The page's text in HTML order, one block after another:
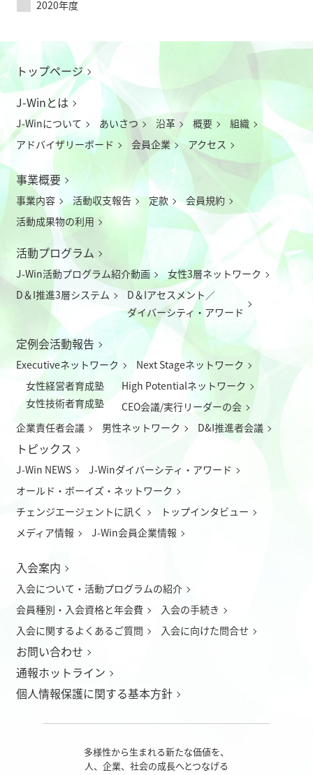
2020年度
トップページ
J-Winとは
J-Winについて あいさつ 沿革 概要
組織
アドバイザリーボード
会員企業 アクセス
事業概要
事業内容 活動収支報告 定款
会員規約
活動成果物の利用
活動プログラム
J-Win活動プログラム紹介動画
女性3層ネットワーク
D＆I推進3層システム
D＆Iアセスメント／
ダイバーシティ・アワード
定例会活動報告
Executiveネットワーク
Next Stageネットワーク
女性経営者育成塾
女性技術者育成塾
High Potentialネットワーク
CEO会議/実行リーダーの会
企業責任者会議
男性ネットワーク D&I推進者会議
トピックス
J-Win NEWS
J-Winダイバーシティ・アワード
オールド・ボーイズ・ネットワーク
チェンジエージェントに訊く
トップインタビュー
メディア情報
J-Win会員企業情報
入会案内
入会について ・ 活動プログラムの紹介
会員種別・入会資格と年会費
入会の手続き
入会に関するよくあるご質問
入会に向けた問合せ
お問い合わせ
通報ホットライン
個人情報保護に関する基本方針
多様性から生まれる新たな価値を、
人、企業、社会の成長へとつなげる